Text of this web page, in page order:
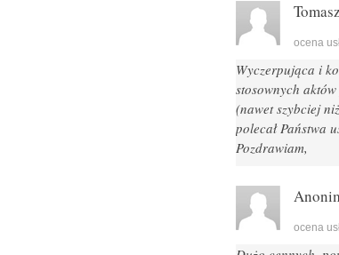
ocena
Wyczerpująca i
stosownych
(nawet szybciej
polecał Państwa
Pozdrawiam,
ocena